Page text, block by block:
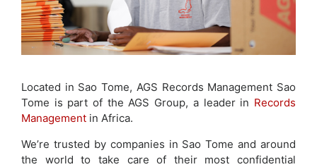
Located in Sao Tome, AGS Records Management Sao
Tome is part of the AGS Group, a leader in Records
Management in Africa.
We’re trusted by companies in Sao Tome and around
the world to take care of their most confidential